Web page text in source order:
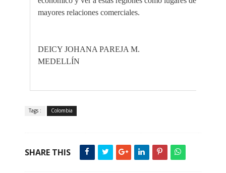
mayores relaciones comerciales.
DEICY JOHANA PAREJA M.
MEDELLÍN
Tags : Colombia
SHARE THIS